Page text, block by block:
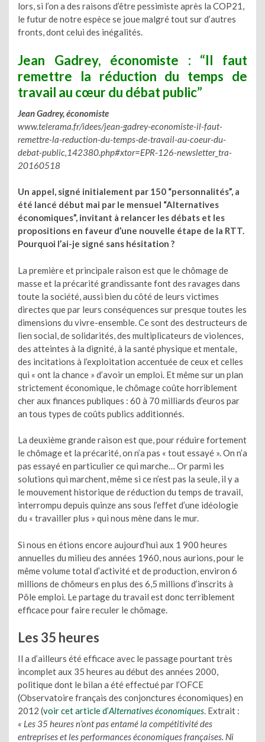
lors, si l’on a des raisons d’être pessimiste après la COP21,
le futur de notre espèce se joue malgré tout sur d’autres
fronts, dont celui des inégalités.
Jean Gadrey, économiste : “Il faut
remettre la réduction du temps de
travail au cœur du débat public”
Jean Gadrey, économiste
www.telerama.fr/idees/jean-gadrey-economiste-il-faut-
remettre-la-reduction-du-temps-de-travail-au-coeur-du-
debat-public,142380.php#xtor=EPR-126-newsletter_tra-
20160518
Un appel, signé initialement par 150 “personnalités”, a
été lancé début mai par le mensuel “Alternatives
économiques”, invitant à relancer les débats et les
propositions en faveur d’une nouvelle étape de la RTT.
Pourquoi l’ai-je signé sans hésitation ?
La première et principale raison est que le chômage de
masse et la précarité grandissante font des ravages dans
toute la société, aussi bien du côté de leurs victimes
directes que par leurs conséquences sur presque toutes les
dimensions du vivre-ensemble. Ce sont des destructeurs de
lien social, de solidarités, des multiplicateurs de violences,
des atteintes à la dignité, à la santé physique et mentale,
des incitations à l’exploitation accentuée de ceux et celles
qui « ont la chance » d’avoir un emploi. Et même sur un plan
strictement économique, le chômage coûte horriblement
cher aux finances publiques : 60 à 70 milliards d’euros par
an tous types de coûts publics additionnés.
La deuxième grande raison est que, pour réduire fortement
le chômage et la précarité, on n’a pas « tout essayé ». On n’a
pas essayé en particulier ce qui marche… Or parmi les
solutions qui marchent, même si ce n’est pas la seule, il y a
le mouvement historique de réduction du temps de travail,
interrompu depuis quinze ans sous l’effet d’une idéologie
du « travailler plus » qui nous mène dans le mur.
Si nous en étions encore aujourd’hui aux 1 900 heures
annuelles du milieu des années 1960, nous aurions, pour le
même volume total d’activité et de production, environ 6
millions de chômeurs en plus des 6,5 millions d’inscrits à
Pôle emploi. Le partage du travail est donc terriblement
efficace pour faire reculer le chômage.
Les 35 heures
Il a d’ailleurs été efficace avec le passage pourtant très
incomplet aux 35 heures au début des années 2000,
politique dont le bilan a été effectué par l’OFCE
(Observatoire français des conjonctures économiques) en
2012 (voir cet article d’Alternatives économiques. Extrait :
« Les 35 heures n’ont pas entamé la compétitivité des
entreprises et les performances économiques françaises. Ni